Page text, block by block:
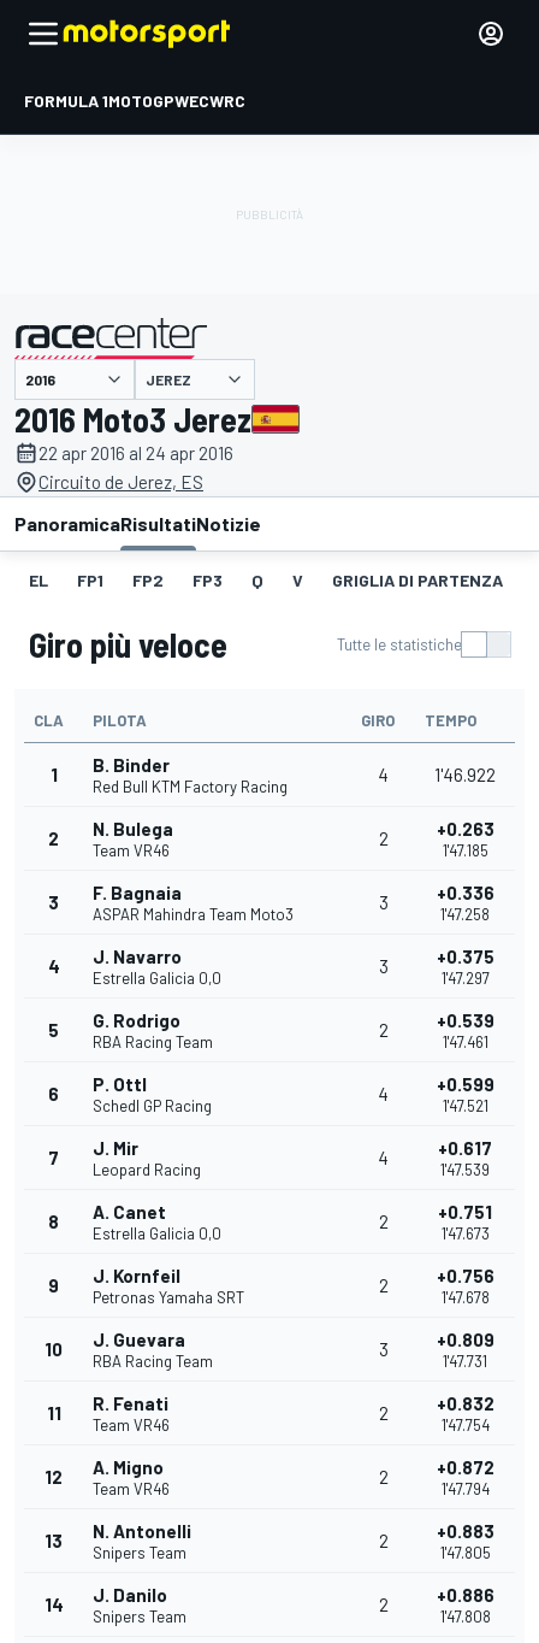
FORMULA 1MOTOGPWECWRC
presentato da JEREZ
2016 Moto3 Jerez
22 apr 2016 al 24 apr 2016
Circuito de Jerez, ES
PanoramicaRisultatiNotizie
EL FP1 FP2 FP3 Q V GRIGLIA DI PARTENZA
Giro più veloce Tutte le statistiche
CLA PILOTA GIRO TEMPO
1 B. Binder
Red Bull KTM Factory Racing
4 1'46.922
2 N. Bulega
Team VR46
2 +0.263
1'47.185
3 F. Bagnaia
ASPAR Mahindra Team Moto3
3 +0.336
1'47.258
4 J. Navarro
Estrella Galicia 0,0
3 +0.375
1'47.297
5 G. Rodrigo
RBA Racing Team
2 +0.539
1'47.461
6 P. Ottl
Schedl GP Racing
4 +0.599
1'47.521
7 J. Mir
Leopard Racing
4 +0.617
1'47.539
8 A. Canet
Estrella Galicia 0,0
2 +0.751
1'47.673
9 J. Kornfeil
Petronas Yamaha SRT
2 +0.756
1'47.678
10 J. Guevara
RBA Racing Team
3 +0.809
1'47.731
11 R. Fenati
Team VR46
2 +0.832
1'47.754
12 A. Migno
Team VR46
2 +0.872
1'47.794
13 N. Antonelli
Snipers Team
2 +0.883
1'47.805
14 J. Danilo
Snipers Team
2 +0.886
1'47.808